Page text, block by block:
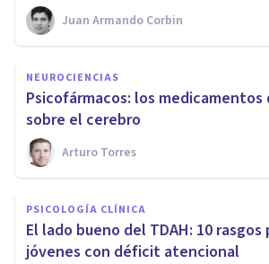
Juan Armando Corbin
NEUROCIENCIAS
​Psicofármacos: los medicamentos
sobre el cerebro
Arturo Torres
PSICOLOGÍA CLÍNICA
​El lado bueno del TDAH: 10
jóvenes con déficit atencional